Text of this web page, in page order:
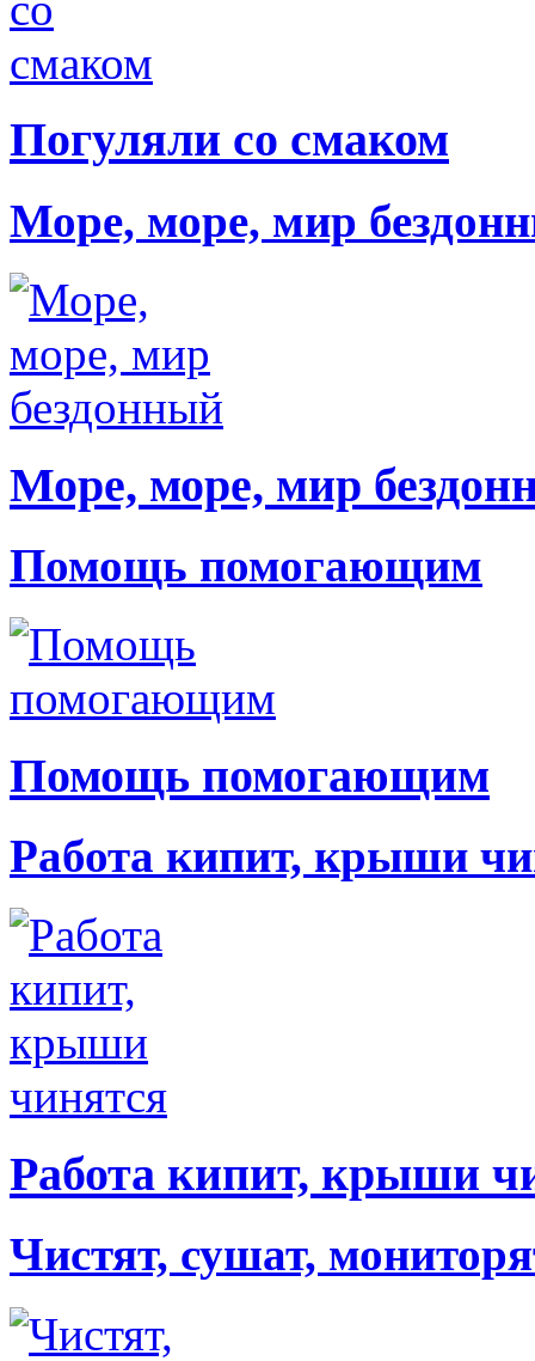
Погуляли со смаком
Море, море, мир
Море, море, мир
Помощь помогающим
Помощь помогающим
Работа кипит, крыши
Работа кипит, крыши
Чистят, сушат,